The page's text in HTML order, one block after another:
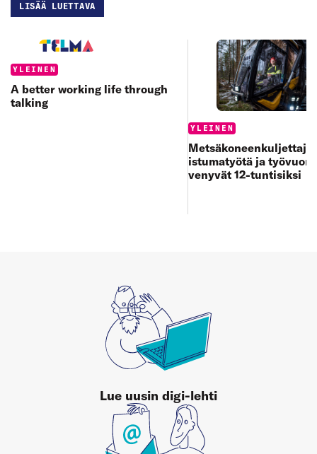
LISÄÄ LUETTAVA
Categories:
YLEINEN
A better working life through
talking
Categories:
YLEINEN
istumatyötä ja
venyvät 12-tuntisiksi
Lue uusin digi-lehti